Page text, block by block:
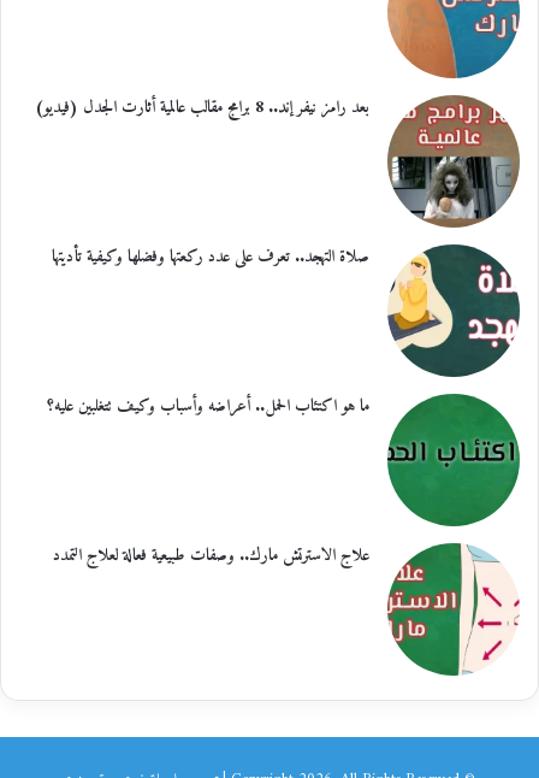
بعد رامز نيفر إند.. 8 برامج مقالب عالمية أثارت الجدل (فيديو)
صلاة التهجد.. تعرف على عدد ركعتها وفضلها وكيفية تأديتها
ما هو اكتئاب الحمل.. أعراضه وأسباب وكيف تتغلبين عليه؟
علاج الاسترتش مارك.. وصفات طبيعية فعالة لعلاج التمدد